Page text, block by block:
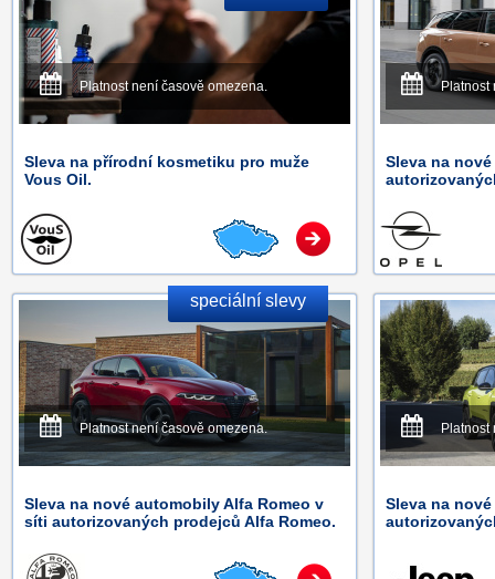
Platnost není časově omezena.
Sleva na přírodní kosmetiku pro muže
Vous Oil.
Platnost
Sleva na
speciální slevy
Platnost není časově omezena.
Sleva na nové automobily Alfa Romeo v
síti autorizovaných prodejců Alfa Romeo.
Platnost
Sleva na